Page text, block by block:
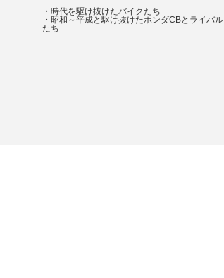
・ 時代を駆け抜けたバイクたち
・ 昭和～平成と駆け抜けたホンダCBとライバル
たち